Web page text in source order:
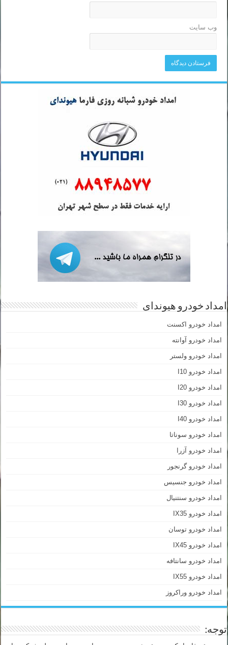
وب‌ سایت
امداد خودرو هیوندای
امداد خودرو اکسنت
امداد خودرو آوانته
امداد خودرو ولستر
امداد خودرو I10
امداد خودرو I20
امداد خودرو I30
امداد خودرو I40
امداد خودرو سوناتا
امداد خودرو آزرا
امداد خودرو گرنجور
امداد خودرو جنسیس
امداد خودرو سنتنیال
امداد خودرو IX35
امداد خودرو توسان
امداد خودرو IX45
امداد خودرو سانتافه
امداد خودرو IX55
امداد خودرو وراکروز
توجه: